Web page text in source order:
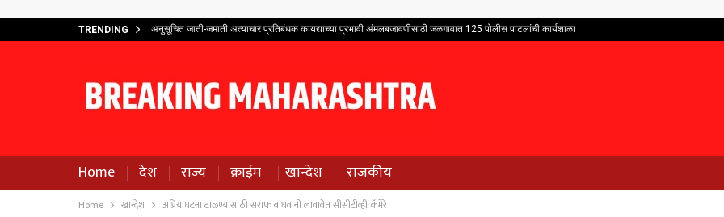
TRENDING अनुसूचित जाती-जमाती अत्याचार प्रतिबंधक कायद्याच्या प्रभावी अंमलबजावणीसाठी जळगावात 125 पोलीस पाटलांची कार्यशाळा
Home देश राज्य क्राईम खान्देश राजकीय
Home खान्देश अप्रिय घटना टाळण्यासांठी सराफ बांधवांनी लावावेत सीसीटीव्ही कॅमेरे